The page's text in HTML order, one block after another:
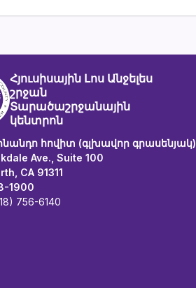
Հյուսիսային Լոս Անջելես
շրջան
Տարածաշրջանային
կենտրոն
հովիտ (գլխավոր գրասենյակ)
Ave., Suite 100
CA 91311
1900
756-6140